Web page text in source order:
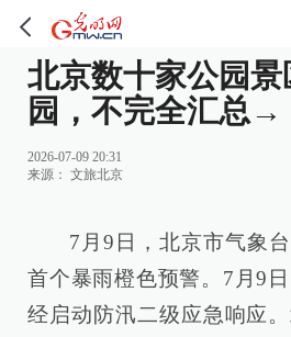
北京数十家公园景
园，不完全汇总→
2026-07-09 20:31
来源： 文旅北京
7月9日，北京市气象
首个暴雨橙色预警。7月9
经启动防汛二级应急响应